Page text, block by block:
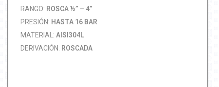
RANGO: ROSCA ½” – 4”
PRESIÓN: HASTA 16 BAR
MATERIAL: AISI304L
DERIVACIÓN: ROSCADA